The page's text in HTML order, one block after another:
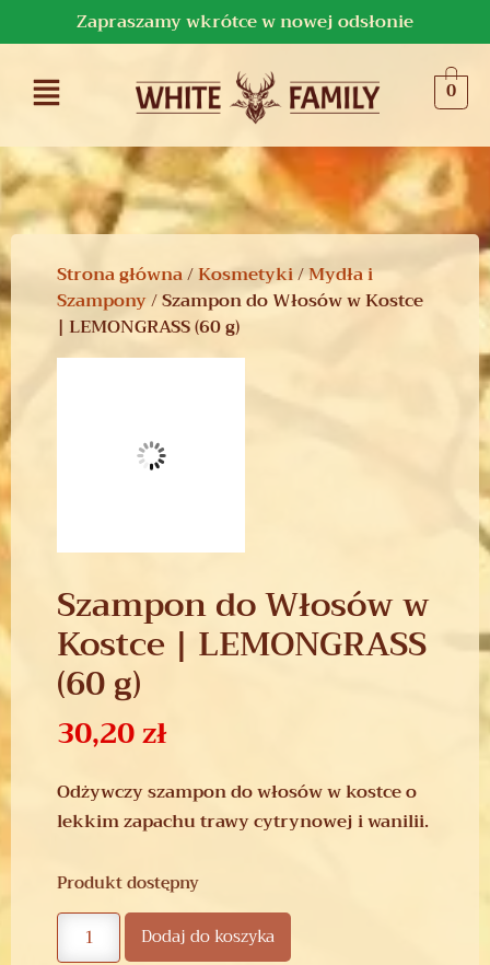
Zapraszamy wkrótce w nowej odsłonie
0
Strona główna/Kosmetyki/Mydła i
Szampony/ Szampon do Włosów w Kostce
| LEMONGRASS (60 g)
Szampon do Włosów w
Kostce | LEMONGRASS
(60 g)
30,20zł
Odżywczy szampon do włosów w kostce o
lekkim zapachu trawy cytrynowej i wanilii.
Produkt dostępny
Dodaj do koszyka